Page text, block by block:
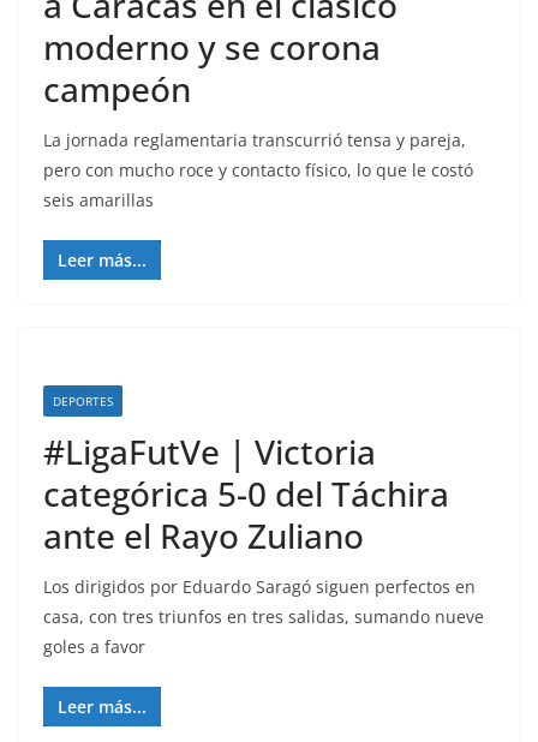
moderno y se corona
campeón
La jornada reglamentaria transcurrió tensa y pareja,
pero con mucho roce y contacto físico, lo que le costó
seis amarillas
Leer más...
DEPORTES
#LigaFutVe | Victoria
categórica 5-0 del Táchira
ante el Rayo Zuliano
Los dirigidos por Eduardo Saragó siguen perfectos en
casa, con tres triunfos en tres salidas, sumando nueve
goles a favor
Leer más...